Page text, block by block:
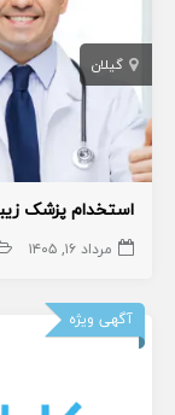
گیلان
استخدام پزشک
مرداد ۱۶, ۱۴۰۵
آگهی ویژه